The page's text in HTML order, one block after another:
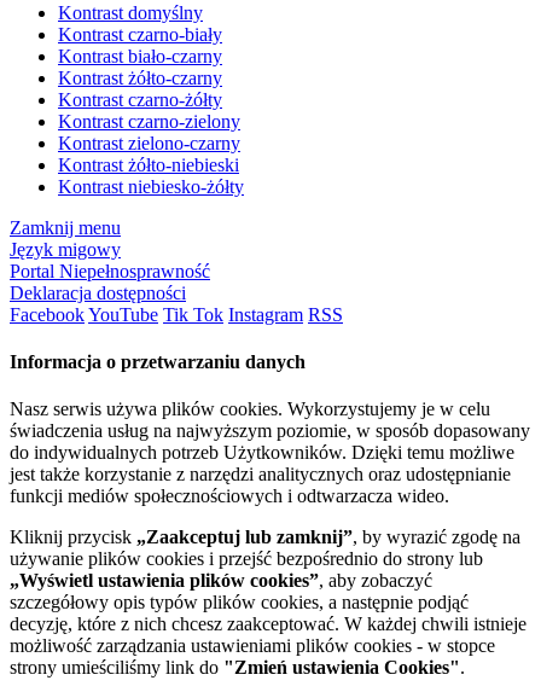
Kontrast domyślny
Kontrast czarno-biały
Kontrast biało-czarny
Kontrast żółto-czarny
Kontrast czarno-żółty
Kontrast czarno-zielony
Kontrast zielono-czarny
Kontrast żółto-niebieski
Kontrast niebiesko-żółty
Zamknij menu
Język migowy
Portal Niepełnosprawność
Deklaracja dostępności
FacebookYouTube Tik Tok Instagram RSS
Informacja o przetwarzaniu danych
Nasz serwis używa plików cookies. Wykorzystujemy je w celu
świadczenia usług na najwyższym poziomie, w sposób dopasowany
do indywidualnych potrzeb Użytkowników. Dzięki temu możliwe
jest także korzystanie z narzędzi analitycznych oraz udostępnianie
funkcji mediów społecznościowych i odtwarzacza wideo.
Kliknij przycisk „Zaakceptuj lub zamknij”, by wyrazić zgodę na
używanie plików cookies i przejść bezpośrednio do strony lub
„Wyświetl ustawienia plików cookies”, aby zobaczyć
szczegółowy opis typów plików cookies, a następnie podjąć
decyzję, które z nich chcesz zaakceptować. W każdej chwili istnieje
możliwość zarządzania ustawieniami plików cookies - w stopce
strony umieściliśmy link do "Zmień ustawienia Cookies".